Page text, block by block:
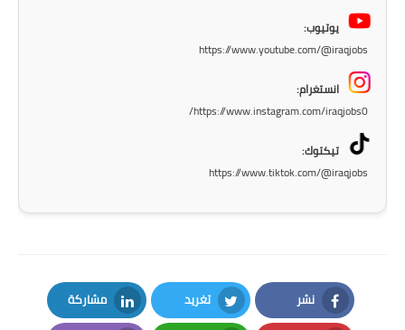
مواضيع انشاء
يوتيوب:
https://www.youtube.com/@iraqjobs
انستغرام:
https://www.instagram.com/iraqjobs0/
تيكتوك:
https://www.tiktok.com/@iraqjobs
نشر
Facebook
تغريد
Twitter
مشاركة
LinkedIn